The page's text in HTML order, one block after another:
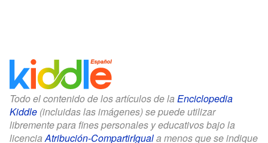
Todo el contenido de los artículos de la Enciclopedia
Kiddle (incluidas las imágenes) se puede utilizar
libremente para fines personales y educativos bajo la
licenciaAtribución-CompartirIguala menos que se indique